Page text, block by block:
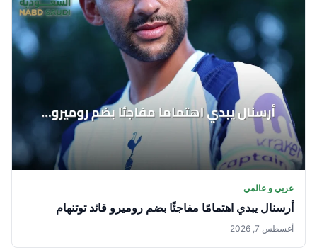
عربي و عالمي
أرسنال يبدي اهتمامًا مفاجئًا بضم روميرو قائد توتنهام
أغسطس 7, 2026